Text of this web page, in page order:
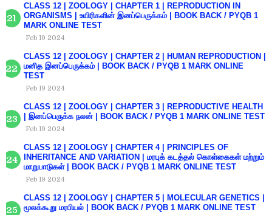
CLASS 12 | ZOOLOGY | CHAPTER 1 | REPRODUCTION IN
ORGANISMS | உயிரிகளின் இனப்பெருக்கம் | BOOK BACK / PYQB 1
MARK ONLINE TEST
Feb 19 2024
CLASS 12 | ZOOLOGY | CHAPTER 2 | HUMAN REPRODUCTION |
மனித இனப்பெருக்கம் | BOOK BACK / PYQB 1 MARK ONLINE
TEST
Feb 19 2024
CLASS 12 | ZOOLOGY | CHAPTER 3 | REPRODUCTIVE HEALTH
| இனப்பெருக்க நலன் | BOOK BACK / PYQB 1 MARK ONLINE TEST
Feb 19 2024
CLASS 12 | ZOOLOGY | CHAPTER 4 | PRINCIPLES OF
INHERITANCE AND VARIATION | மரபுக் கடத்தல் கொள்கைகள் மற்றும்
மாறுபாடுகள் | BOOK BACK / PYQB 1 MARK ONLINE TEST
Feb 19 2024
CLASS 12 | ZOOLOGY | CHAPTER 5 | MOLECULAR GENETICS |
மூலக்கூறு மரபியல் | BOOK BACK / PYQB 1 MARK ONLINE TEST